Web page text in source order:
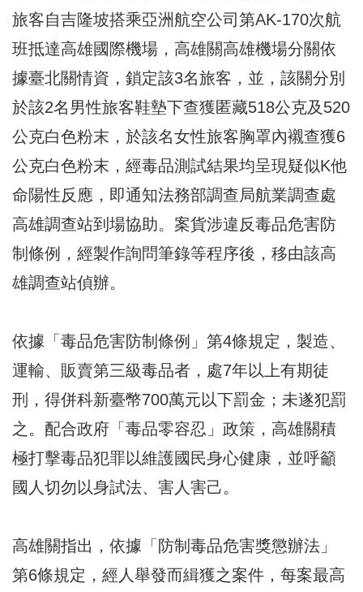
旅客自吉隆坡搭乘亞洲航空公司第AK-170次航
班抵達高雄國際機場，高雄關高雄機場分關依
據臺北關情資，鎖定該3名旅客，並，該關分別
於該2名男性旅客鞋墊下查獲匿藏518公克及520
公克白色粉末，於該名女性旅客胸罩內襯查獲6
公克白色粉末，經毒品測試結果均呈現疑似K他
命陽性反應，即通知法務部調查局航業調查處
高雄調查站到場協助。案貨涉違反毒品危害防
制條例，經製作詢問筆錄等程序後，移由該高
雄調查站偵辦。
依據「毒品危害防制條例」第4條規定，製造、
運輸、販賣第三級毒品者，處7年以上有期徒
刑，得併科新臺幣700萬元以下罰金；未遂犯罰
之。配合政府「毒品零容忍」政策，高雄關積
極打擊毒品犯罪以維護國民身心健康，並呼籲
國人切勿以身試法、害人害己。
高雄關指出，依據「防制毒品危害獎懲辦法」
第6條規定，經人舉發而緝獲之案件，每案最高